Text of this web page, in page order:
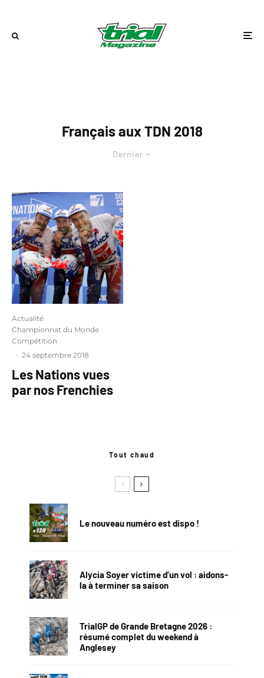
Français aux TDN 2018
Dernier
Actualité
Championnat du Monde
Compétition
· 24 septembre 2018
Les Nations vues
par nos Frenchies
Tout chaud
Le nouveau numéro est dispo !
Alycia Soyer victime d’un vol : aidons-
la à terminer sa saison
TrialGP de Grande Bretagne 2026 :
résumé complet du weekend à
Anglesey